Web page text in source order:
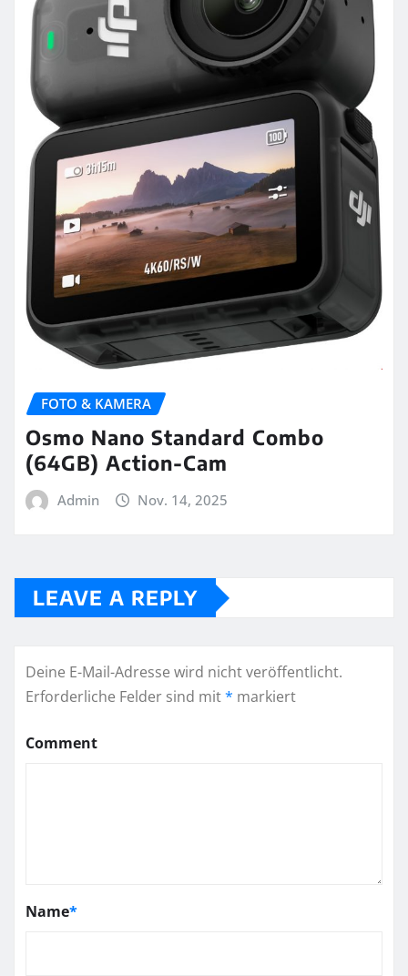
FOTO & KAMERA
Osmo Nano Standard Combo
(64GB) Action-Cam
Admin Nov. 14, 2025
LEAVE A REPLY
Deine E-Mail-Adresse wird nicht veröffentlicht.
Erforderliche Felder sind mit* markiert
Comment
Name*